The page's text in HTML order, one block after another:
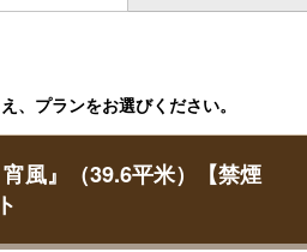
、プランをお選びください。
風』（39.6平米）【禁煙